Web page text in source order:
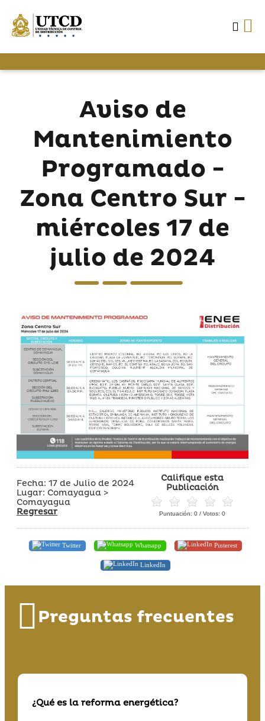
Aviso de
Mantenimiento
Programado -
Zona Centro Sur -
miércoles 17 de
julio de 2024
Fecha: 17 de Julio de 2024
Lugar: Comayagua >
Comayagua
Regresar
Califique esta
Publicación
Puntuación: 0 / Votos: 0
Twitter Whatsapp Pinterest
LinkedIn
Preguntas frecuentes
¿Qué es la reforma energética?